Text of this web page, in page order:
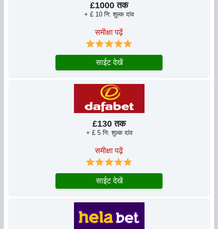
£1000 तक
+ £ 10 नि: शुल्क दांव
समीक्षा पढ़ें
साईट देखें
£130 तक
+ £ 5 नि: शुल्क दांव
समीक्षा पढ़ें
साईट देखें